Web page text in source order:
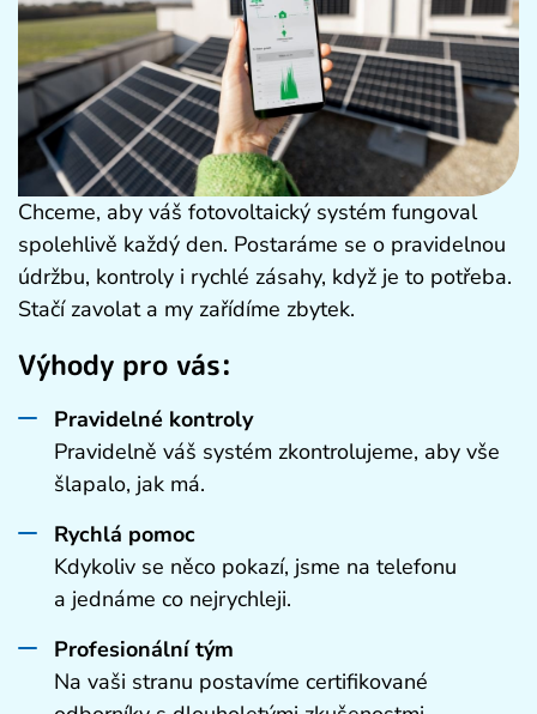
Chceme, aby váš fotovoltaický systém fungoval
spolehlivě každý den. Postaráme se o pravidelnou
údržbu, kontroly i rychlé zásahy, když je to potřeba.
Stačí zavolat a my zařídíme zbytek.
Výhody pro vás:
Pravidelné kontroly
Pravidelně váš systém zkontrolujeme, aby vše
šlapalo, jak má.
Rychlá pomoc
Kdykoliv se něco pokazí, jsme na telefonu
a jednáme co nejrychleji.
Profesionální tým
Na vaši stranu postavíme certifikované